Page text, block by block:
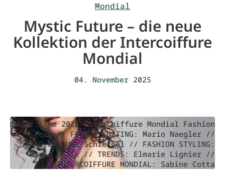
Mondial
Mystic Future – die neue
Kollektion der Intercoiffure
Mondial
04. November 2025
HAARE: The 2025 Intercoiffure Mondial Fashion
Team // FOTO & EDITING: Mario Naegler //
MAKE-UP: Uwe Schiechel // FASHION STYLING:
Maria Derix // TRENDS: Elmarie Lignier //
INTERCOIFFURE MONDIAL: Sabine Cotta